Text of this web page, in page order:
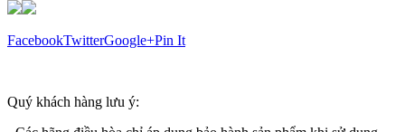
FacebookTwitterGoogle+Pin It
Quý khách hàng lưu ý: